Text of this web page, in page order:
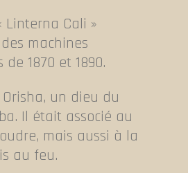
Linterna Cali »
machines
1870 et 1890.
un dieu du
Il était associé au
mais aussi à la
au feu.